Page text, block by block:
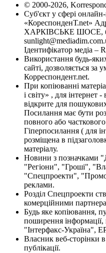
© 2000-2026,
Суб'єкт у сфері
«КореспонденТ.net»
ХАРКІВСЬКЕ ШОСЕ,
Ідентифікатор медіа –
Використання будь-
сайті, дозволяється за
Корреспондент.net.
При копіюванні
і світу» , для інтернет
відкрите для
Посилання має бути
повного або
Гіперпосилання ( для
розміщена в
матеріалу.
Новини з позначками
"Регіони", "Гроші",
"Спецпроекти",
реклами.
Розділ Спецпроекти
комерційними
Будь яке копіювання,
поширення
"Інтерфакс-Україна",
Власник веб-сторінки
публікації.